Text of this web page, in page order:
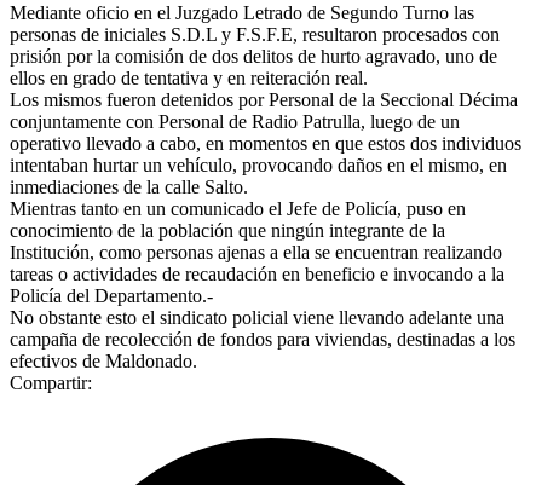
Mediante oficio en el Juzgado Letrado de Segundo Turno las
personas de iniciales S.D.L y F.S.F.E, resultaron procesados con
prisión por la comisión de dos delitos de hurto agravado, uno de
ellos en grado de tentativa y en reiteración real.
Los mismos fueron detenidos por Personal de la Seccional Décima
conjuntamente con Personal de Radio Patrulla, luego de un
operativo llevado a cabo, en momentos en que estos dos individuos
intentaban hurtar un vehículo, provocando daños en el mismo, en
inmediaciones de la calle Salto.
Mientras tanto en un comunicado el Jefe de Policía, puso en
conocimiento de la población que ningún integrante de la
Institución, como personas ajenas a ella se encuentran realizando
tareas o actividades de recaudación en beneficio e invocando a la
Policía del Departamento.-
No obstante esto el sindicato policial viene llevando adelante una
campaña de recolección de fondos para viviendas, destinadas a los
efectivos de Maldonado.
Compartir: